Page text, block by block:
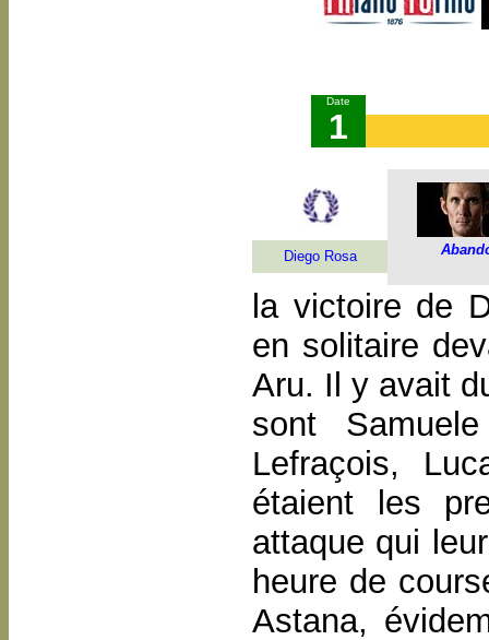
Date
1
Diego Rosa
la victoire de
en solitaire
Aru. Il y avait
sont
Lefraçois,
étaient les
attaque qui
heure de
Astana,